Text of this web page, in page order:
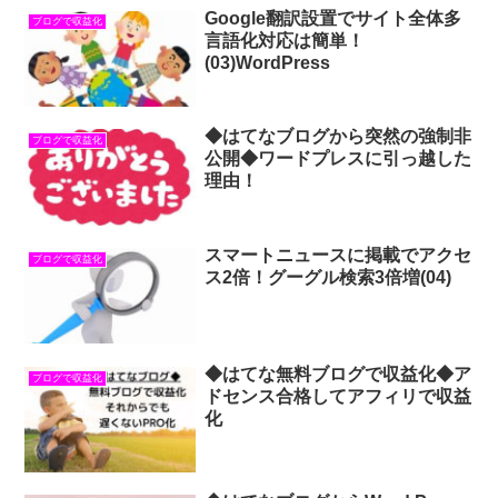
ブログで収益化
Google翻訳設置でサイト全体多
言語化対応は簡単！
(03)WordPress
ブログで収益化
◆はてなブログから突然の強制非
公開◆ワードプレスに引っ越した
理由！
ブログで収益化
スマートニュースに掲載でアクセ
ス2倍！グーグル検索3倍増(04)
ブログで収益化
◆はてな無料ブログで収益化◆ア
ドセンス合格してアフィリで収益
化